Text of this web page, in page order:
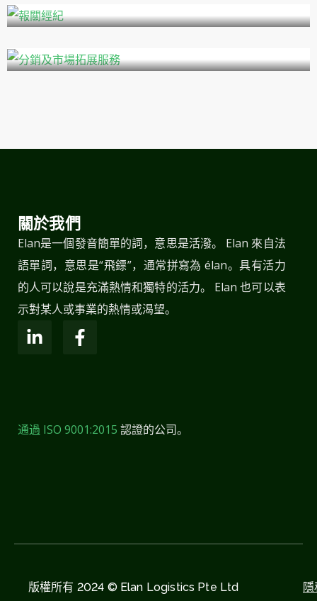
關於我們
Elan是一個發音簡單的詞，意思是活潑。 Elan 來自法
語單詞，意思是“飛鏢”，通常拼寫為 élan。具有活力
的人可以說是充滿熱情和獨特的活力。 Elan 也可以表
示對某人或事業的熱情或渴望。
通過 ISO 9001:2015 認證的公司。
版權所有 2024 © Elan Logistics Pte Ltd